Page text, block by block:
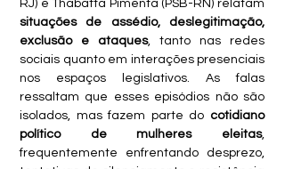
situações de assédio, deslegitimação,
exclusão e ataques, tanto nas redes
sociais quanto em interações presenciais
nos espaços legislativos. As falas
ressaltam que esses episódios não são
isolados, mas fazem parte do cotidiano
político de mulheres eleitas,
frequentemente enfrentando desprezo,